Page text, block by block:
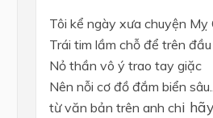
Tôi kể ngày xưa chuyện Mỵ
Trái tim lầm chỗ để trên đầu
Nỏ thần vô ý trao tay giặc
Nên nỗi cơ đồ đắm biển
từ văn bản trên anh chi